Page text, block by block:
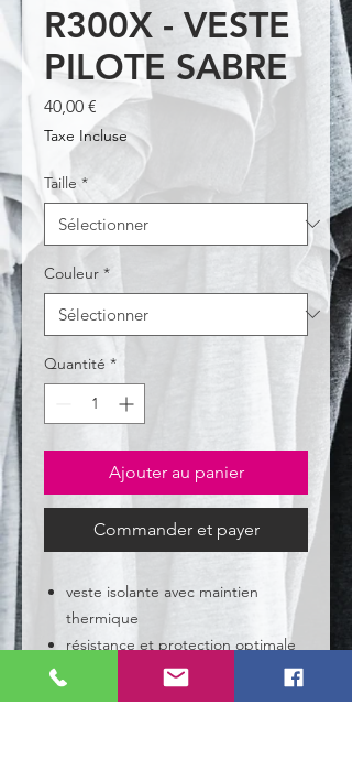
R300X - VESTE
PILOTE SABRE
40,00 € Prix
Taxe Incluse
Taille *
Couleur *
Quantité *
Ajouter au panier
Commander et payer
veste isolante avec maintien
thermique
résistance et protection optimale
coupe large offrant une bonne